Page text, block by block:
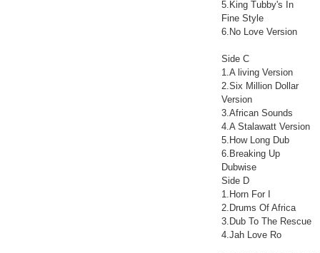
5.King Tubby's In
Fine Style
6.No Love Version
Side C
1.A living Version
2.Six Million Dollar
Version
3.African Sounds
4.A Stalawatt Version
5.How Long Dub
6.Breaking Up
Dubwise
Side D
1.Horn For I
2.Drums Of Africa
3.Dub To The Rescue
4.Jah Love Ro